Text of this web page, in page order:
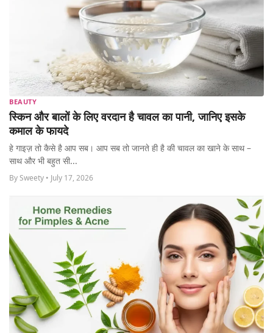
BEAUTY
स्किन और बालों के लिए वरदान है चावल का पानी, जानिए इसके
कमाल के फायदे
हे गाइज़ तो कैसे है आप सब। आप सब तो जानते ही है की चावल का खाने के साथ –
साथ और भी बहुत सी...
By Sweety • July 17, 2026